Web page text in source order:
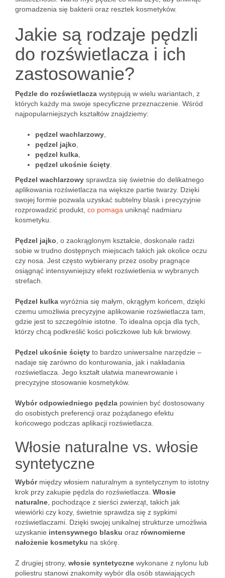
gromadzenia się bakterii oraz resztek kosmetyków.
Jakie są rodzaje pędzli
do rozświetlacza i ich
zastosowanie?
Pędzle do rozświetlacza występują w wielu wariantach, z
których każdy ma swoje specyficzne przeznaczenie. Wśród
najpopularniejszych kształtów znajdziemy:
pędzel wachlarzowy
pędzel jajko
pędzel kulka
pędzel ukośnie ścięty
Pędzel wachlarzowy sprawdza się świetnie do delikatnego
aplikowania rozświetlacza na większe partie twarzy. Dzięki
swojej formie pozwala uzyskać subtelny blask i precyzyjnie
rozprowadzić produkt, co pomaga uniknąć nadmiaru
kosmetyku.
Pędzel jajko , o zaokrąglonym kształcie, doskonale radzi
sobie w trudno dostępnych miejscach takich jak okolice oczu
czy nosa. Jest często wybierany przez osoby pragnące
osiągnąć intensywniejszy efekt rozświetlenia w wybranych
strefach.
Pędzel kulka wyróżnia się małym, okrągłym końcem, dzięki
czemu umożliwia precyzyjne aplikowanie rozświetlacza tam,
gdzie jest to szczególnie istotne. To idealna opcja dla tych,
którzy chcą podkreślić kości policzkowe lub łuk brwiowy.
Pędzel ukośnie ścięty to bardzo uniwersalne narzędzie –
nadaje się zarówno do konturowania, jak i nakładania
rozświetlacza. Jego kształt ułatwia manewrowanie i
precyzyjne stosowanie kosmetyków.
Wybór odpowiedniego pędzla powinien być dostosowany
do osobistych preferencji oraz pożądanego efektu
końcowego podczas aplikacji rozświetlacza.
Włosie naturalne vs. włosie
syntetyczne
Wybórmiędzy włosiem naturalnym a syntetycznym to istotny
krok przy zakupie pędzla do rozświetlacza. Włosie
naturalne , pochodzące z sierści zwierząt, takich jak
wiewiórki czy kozy, świetnie sprawdza się z sypkimi
rozświetlaczami. Dzięki swojej unikalnej strukturze umożliwia
uzyskanie intensywnego blasku oraz równomierne
nałożenie kosmetyku na skórę.
Z drugiej strony, włosie syntetyczne wykonane z nylonu lub
poliestru stanowi znakomity wybór dla osób stawiających